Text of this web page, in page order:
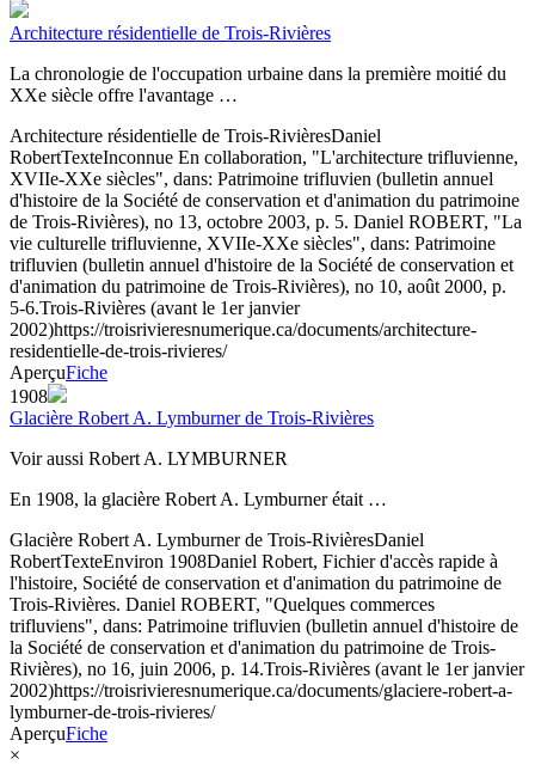
Architecture résidentielle de Trois-Rivières
La chronologie de l'occupation urbaine dans la première moitié du
XXe siècle offre l'avantage …
Architecture résidentielle de Trois-RivièresDaniel
RobertTexteInconnue En collaboration, "L'architecture trifluvienne,
XVIIe-XXe siècles", dans: Patrimoine trifluvien (bulletin annuel
d'histoire de la Société de conservation et d'animation du patrimoine
de Trois-Rivières), no 13, octobre 2003, p. 5. Daniel ROBERT, "La
vie culturelle trifluvienne, XVIIe-XXe siècles", dans: Patrimoine
trifluvien (bulletin annuel d'histoire de la Société de conservation et
d'animation du patrimoine de Trois-Rivières), no 10, août 2000, p.
5-6.Trois-Rivières (avant le 1er janvier
2002)https://troisrivieresnumerique.ca/documents/architecture-
residentielle-de-trois-rivieres/
AperçuFiche
1908
Glacière Robert A. Lymburner de Trois-Rivières
Voir aussi Robert A. LYMBURNER
En 1908, la glacière Robert A. Lymburner était …
Glacière Robert A. Lymburner de Trois-RivièresDaniel
RobertTexteEnviron 1908Daniel Robert, Fichier d'accès rapide à
l'histoire, Société de conservation et d'animation du patrimoine de
Trois-Rivières. Daniel ROBERT, "Quelques commerces
trifluviens", dans: Patrimoine trifluvien (bulletin annuel d'histoire de
la Société de conservation et d'animation du patrimoine de Trois-
Rivières), no 16, juin 2006, p. 14.Trois-Rivières (avant le 1er janvier
2002)https://troisrivieresnumerique.ca/documents/glaciere-robert-a-
lymburner-de-trois-rivieres/
AperçuFiche
×